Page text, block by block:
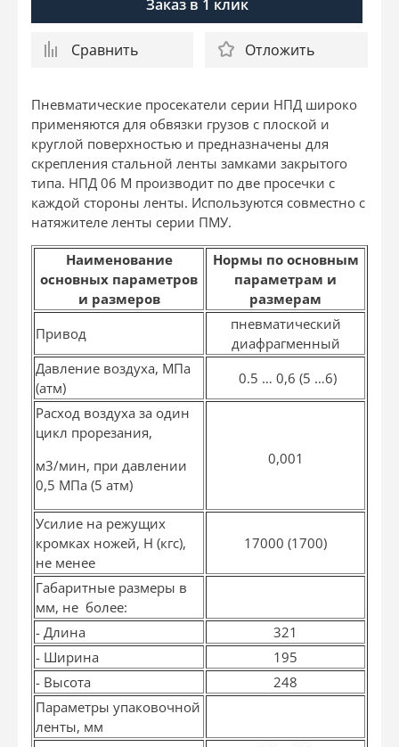
Заказ в 1 клик
Сравнить Отложить
Пневматические просекатели серии НПД широко
применяются для обвязки грузов с плоской и
круглой поверхностью и предназначены для
скрепления стальной ленты замками закрытого
типа. НПД 06 М производит по две просечки с
каждой стороны ленты. Используются совместно с
натяжителе ленты серии ПМУ.
Наименование
основных параметров
и размеров
Нормы по основным
параметрам и
размерам
Привод
пневматический
диафрагменный
Давление воздуха, МПа
(атм)
0.5 … 0,6 (5 …6)
Расход воздуха за один
цикл прорезания,
м3/мин, при давлении
0,5 МПа (5 атм)
0,001
Усилие на режущих
кромках ножей, Н (кгс),
не менее
17000 (1700)
Габаритные размеры в
мм, не более:
- Длина
321
- Ширина
195
- Высота
248
Параметры упаковочной
ленты, мм